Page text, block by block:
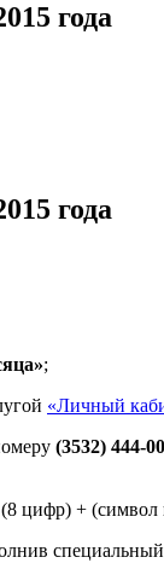
года
года
;
«Личный
(3532) 444-
(8 цифр) +
специальный